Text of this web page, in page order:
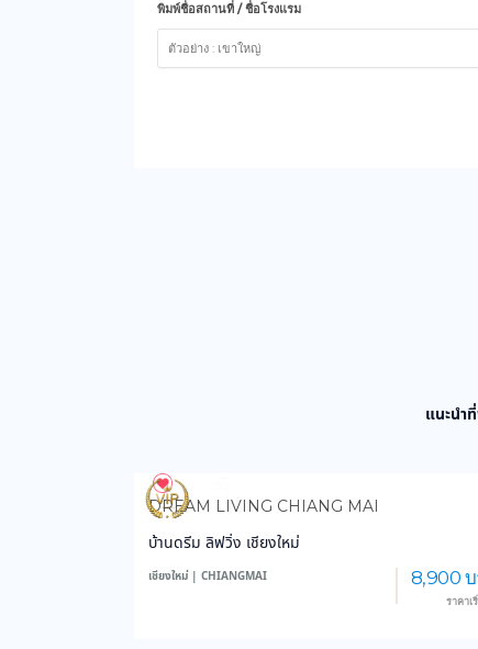
พิมพ์ชื่อสถานที่ / ชื่อโรงแรม
แนะนำ
960
DREAM LIVING CHIANG MAI
บ้านดรีม ลิฟวิ่ง เชียงใหม่
เชียงใหม่ | CHIANGMAI 8,900
ราคาเ